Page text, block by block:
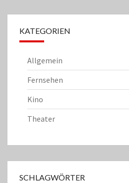
KATEGORIEN
Allgemein
Fernsehen
Kino
Theater
SCHLAGWÖRTER